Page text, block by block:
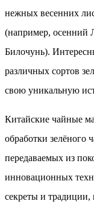
нежных весенних
(например, осенний
Билочунь).
различных сортов
свою уникальную
Китайские чайные
обработки зелёного
передаваемых из
инновационных
секреты и традиции,